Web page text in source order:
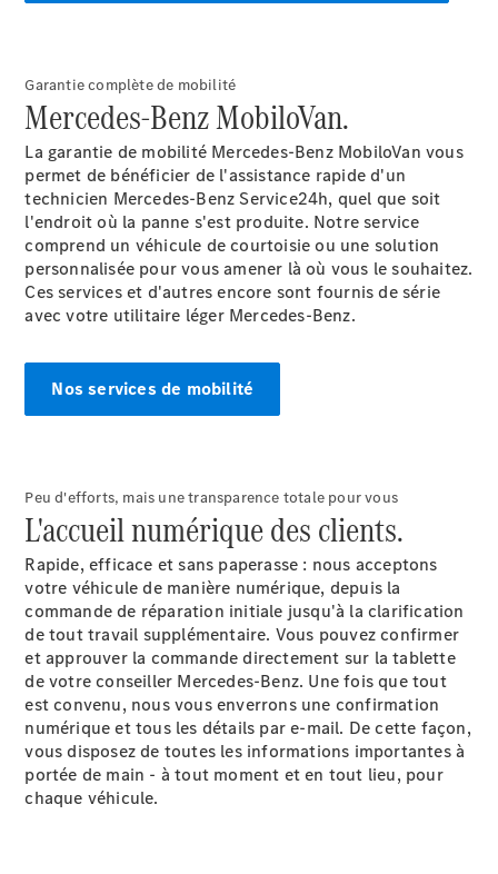
À notre sujet
Interlocuteur
Sites et
Formulaire
de contact
Prendre
rendez-
vous à
l'atelier
Garantie complète de mobilité
Mercedes-Benz MobiloVan.
La garantie de mobilité Mercedes-Benz MobiloVan vous
permet de bénéficier de l'assistance rapide d'un
technicien Mercedes-Benz Service24h, quel que soit
l'endroit où la panne s'est produite. Notre service
comprend un véhicule de courtoisie ou une solution
personnalisée pour vous amener là où vous le souhaitez.
Ces services et d'autres encore sont fournis de série
avec votre utilitaire léger Mercedes-Benz.
Nos services de mobilité
Peu d'efforts, mais une transparence totale pour vous
L'accueil numérique des clients.
Rapide, efficace et sans paperasse : nous acceptons
votre véhicule de manière numérique, depuis la
commande de réparation initiale jusqu'à la clarification
de tout travail supplémentaire. Vous pouvez confirmer
et approuver la commande directement sur la tablette
de votre conseiller Mercedes-Benz. Une fois que tout
est convenu, nous vous enverrons une confirmation
numérique et tous les détails par e-mail. De cette façon,
vous disposez de toutes les informations importantes à
portée de main - à tout moment et en tout lieu, pour
chaque véhicule.